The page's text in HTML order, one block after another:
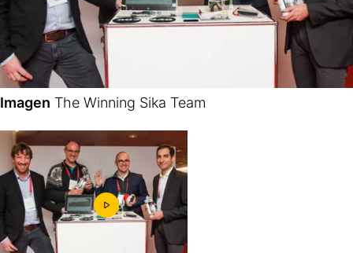
Imagen The Winning Sika Team